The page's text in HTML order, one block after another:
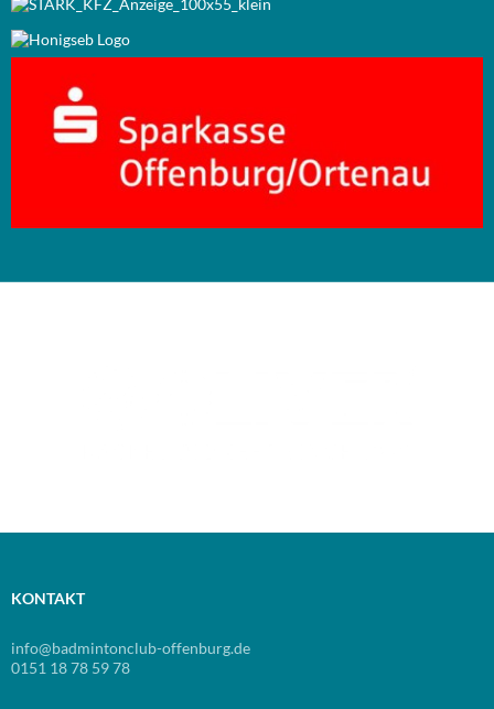
KONTAKT
info@badmintonclub-offenburg.de
0151 18 78 59 78